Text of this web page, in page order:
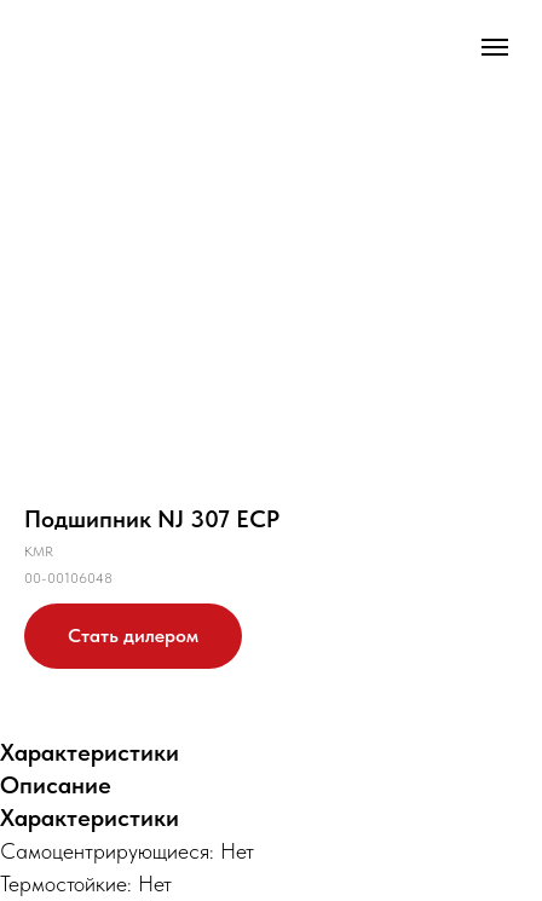
Подшипник NJ 307 ECP
KMR
00-00106048
Стать дилером
Характеристики
Описание
Характеристики
Самоцентрирующиеся: Нет
Термостойкие: Нет